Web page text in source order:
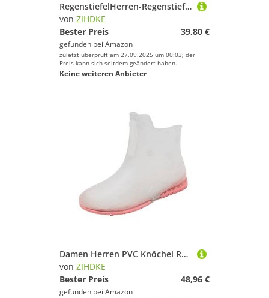
RegenstiefelHerren-Regenstiefel, wasserdicht, Mittelrohr, Küche, Autowäsche, Angeln, rutschfeste Herren-Gummischuhe Für Industrie Handwerk(44)
von ZIHDKE
Bester Preis
39,80 €
gefunden bei Amazon
zuletzt überprüft am 27.09.2025 um 00:03; der
Preis kann sich seitdem geändert haben.
Keine weiteren Anbieter
Damen Herren PVC Knöchel Regenstiefel Wasserdicht Frau Kurze Outdoor Unisex Wasserschuhe Gummistiefel Stiefel Für Industrie Handwerk(Clear Pink,36)
von ZIHDKE
Bester Preis
48,96 €
gefunden bei Amazon